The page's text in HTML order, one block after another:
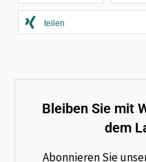
teilen
Bleiben Sie mit
dem
Abonnieren Sie